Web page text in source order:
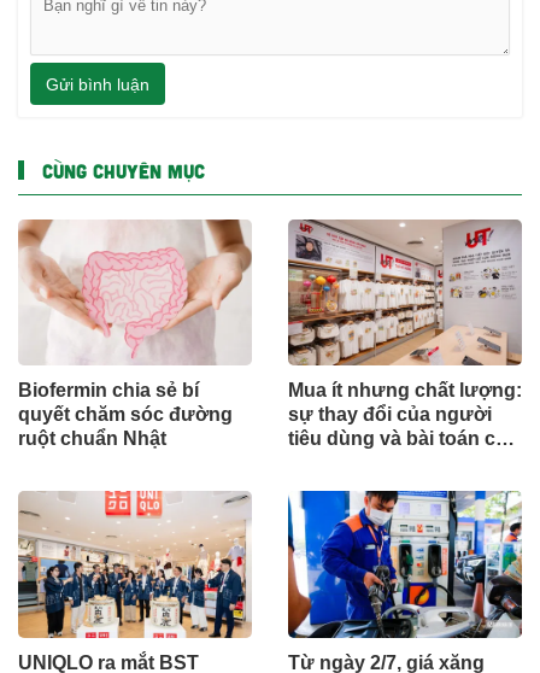
Gửi bình luận
CÙNG CHUYÊN MỤC
Biofermin chia sẻ bí
quyết chăm sóc đường
ruột chuẩn Nhật
Mua ít nhưng chất lượng:
sự thay đổi của người
tiêu dùng và bài toán cho
UNIQLO ra mắt BST
Từ ngày 2/7, giá xăng